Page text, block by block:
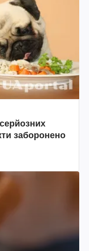
заборонено